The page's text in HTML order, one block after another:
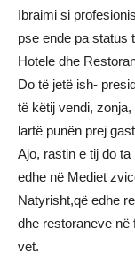
Ibraimi si
pse ende pa status
Hotele dhe
Do të jetë ish-
të këtij vendi,
lartë punën prej
Ajo, rastin e tij do
edhe në Mediet
Natyrisht,që edhe
dhe restoraneve në
vet.